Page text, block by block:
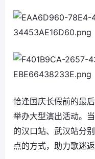
恰逢国庆长假前的最
举办大型演出活动。
的汉口站、武汉站分
点的方式，助力歌迷返